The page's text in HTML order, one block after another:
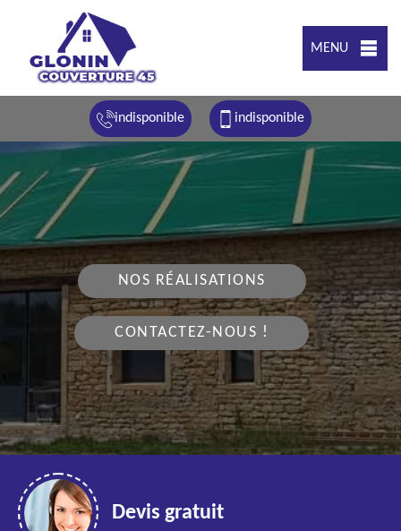
MENU
indisponible indisponible
NOS RÉALISATIONS
CONTACTEZ-NOUS !
Devis gratuit